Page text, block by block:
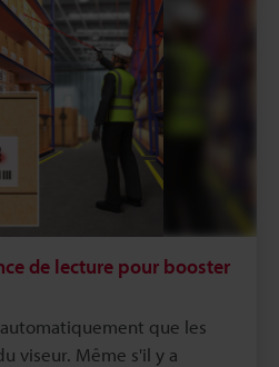
de lecture pour booster
que les
viseur. Même s'il y a